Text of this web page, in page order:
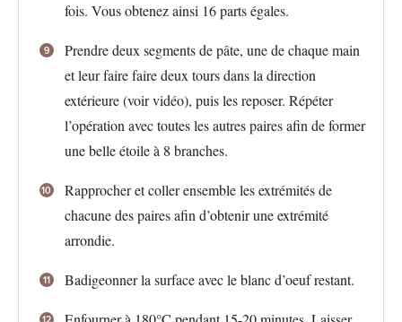
fois. Vous obtenez ainsi 16 parts égales.
Prendre deux segments de pâte, une de chaque main
et leur faire faire deux tours dans la direction
extérieure (voir vidéo), puis les reposer. Répéter
l’opération avec toutes les autres paires afin de former
une belle étoile à 8 branches.
Rapprocher et coller ensemble les extrémités de
chacune des paires afin d’obtenir une extrémité
arrondie.
Badigeonner la surface avec le blanc d’oeuf restant.